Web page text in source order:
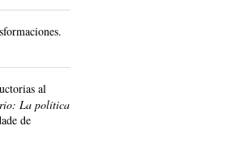
al
La política
de